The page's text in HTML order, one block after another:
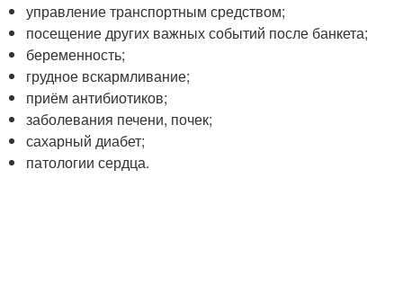
управление транспортным средством;
посещение других важных событий после банкета;
беременность;
грудное вскармливание;
приём антибиотиков;
заболевания печени, почек;
сахарный диабет;
патологии сердца.